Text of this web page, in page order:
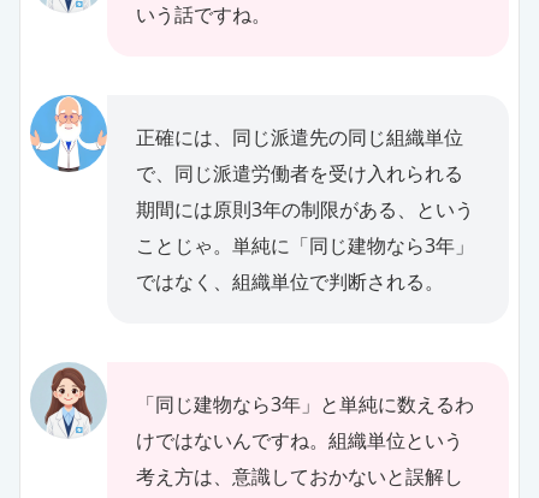
いう話ですね。
正確には、同じ派遣先の同じ組織単位
で、同じ派遣労働者を受け入れられる
期間には原則3年の制限がある、という
ことじゃ。単純に「同じ建物なら3年」
ではなく、組織単位で判断される。
「同じ建物なら3年」と単純に数えるわ
けではないんですね。組織単位という
考え方は、意識しておかないと誤解し